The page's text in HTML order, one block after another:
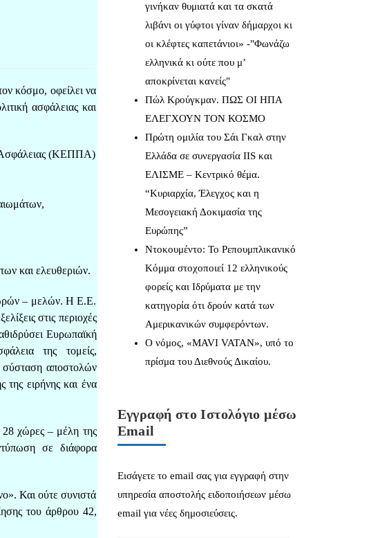
κόσμο, οφείλει να
ασφάλειας και
Ασφάλειας (ΚΕΠΠΑ)
και ελευθεριών.
– μελών. Η Ε.Ε.
στις περιοχές
Ευρωπαϊκή
της τομείς,
σύσταση αποστολών
της ειρήνης και ένα
χώρες – μέλη της
σε διάφορα
Και ούτε συνιστά
του άρθρου 42,
γινήκαν θυμιατά και τα σκατά
λιβάνι οι γύφτοι γίναν δήμαρχοι κι
οι κλέφτες καπετάνιοι» -"Φωνάζω
ελληνικά κι ούτε που μ’
αποκρίνεται κανείς"
Πώλ Κρούγκμαν. ΠΩΣ ΟΙ ΗΠΑ
ΕΛΕΓΧΟΥΝ ΤΟΝ ΚΟΣΜΟ
Πρώτη ομιλία του Σάι Γκαλ στην
Ελλάδα σε συνεργασία IIS και
ΕΛΙΣΜΕ – Κεντρικό θέμα.
“Κυριαρχία, Έλεγχος και η
Μεσογειακή Δοκιμασία της
Ευρώπης”
Ντοκουμέντο: Το Ρεπουμπλικανικό
Κόμμα στοχοποιεί 12 ελληνικούς
φορείς και Ιδρύματα με την
κατηγορία ότι δρούν κατά των
Αμερικανικών συμφερόντων.
Ο νόμος, «MAVI VATAN», υπό το
πρίσμα του Διεθνούς Δικαίου.
Εγγραφή στο Ιστολόγιο μέσω
Email
Εισάγετε το email σας για εγγραφή στην
υπηρεσία αποστολής ειδοποιήσεων μέσω
email για νέες δημοσιεύσεις.